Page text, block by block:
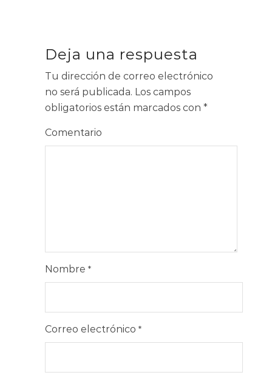
Deja una respuesta
Tu dirección de correo electrónico
no será publicada. Los campos
obligatorios están marcados con *
Comentario
Nombre *
Correo electrónico *